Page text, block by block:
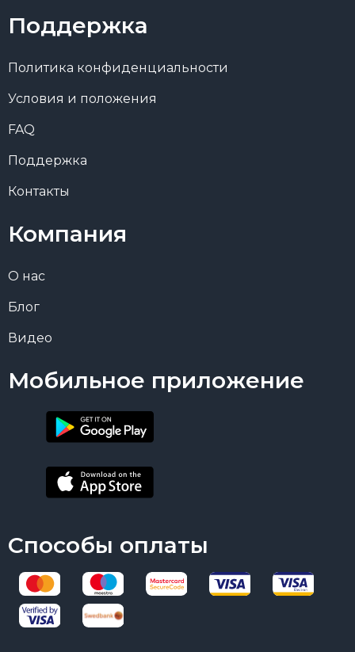
Поддержка
Политика конфиденциальности
Условия и положения
FAQ
Поддержка
Контакты
Компания
О нас
Блог
Видео
Мобильное приложение
Способы оплаты